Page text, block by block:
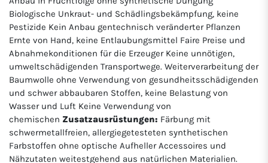
Biologische Unkraut- und Schädlingsbekämpfung, keine
Pestizide Kein Anbau gentechnisch veränderter Pflanzen
Ernte von Hand, keine Entlaubungsmittel Faire Preise und
Abnahmekonditionen für die Erzeuger Keine unnötigen,
umweltschädigenden Transportwege. Weiterverarbeitung der
Baumwolle ohne Verwendung von gesundheitsschädigenden
und schwer abbaubaren Stoffen, keine Belastung von
Wasser und Luft Keine Verwendung von
chemischen Zusatzausrüstungen: Färbung mit
schwermetallfreien, allergiegetesteten synthetischen
Farbstoffen ohne optische Aufheller Accessoires und
Nähzutaten weitestgehend aus natürlichen Materialien.